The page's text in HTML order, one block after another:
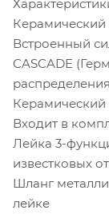
Керамический
Встроенный
CASCADE
Входит в
Лейка 3-
известковых
Шланг
лейке